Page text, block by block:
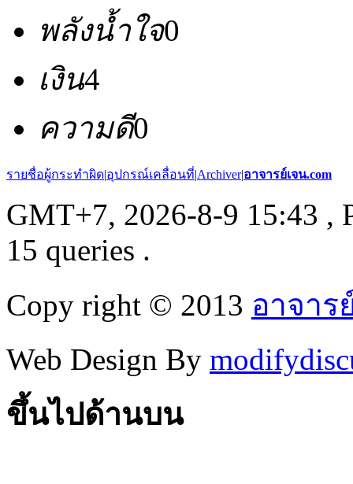
พลังน้ำใจ0
เงิน4
ความดี0
รายชื่อผู้กระทำผิด|อุปกรณ์เคลื่อนที่|Archiver|อาจารย์เจน.com
GMT+7, 2026-8-9 15:43 ,
15 queries .
Copy right © 2013 อาจาร
Web Design By
ขึ้นไปด้านบน